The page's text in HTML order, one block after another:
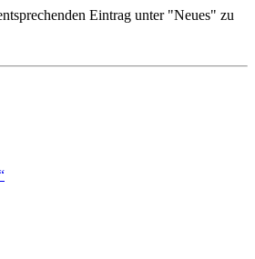
Eintrag unter "Neues" zu